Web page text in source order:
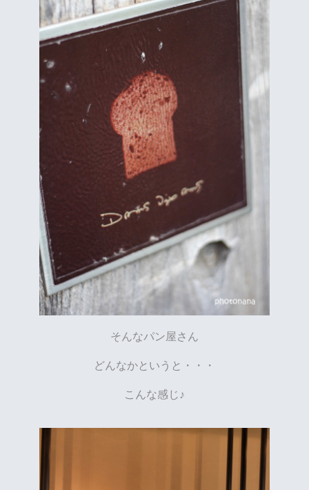
そんなパン屋さん
どんなかというと・・・
こんな感じ♪